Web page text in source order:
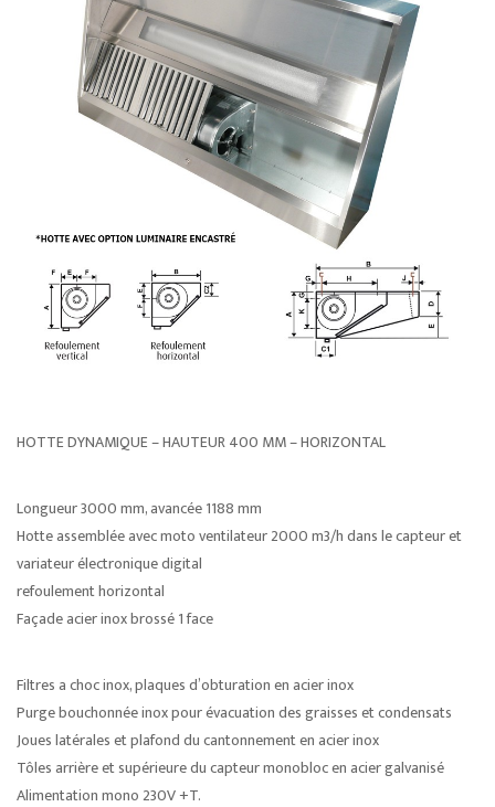
HOTTE DYNAMIQUE – HAUTEUR 400 MM – HORIZONTAL
Longueur 3000 mm, avancée 1188 mm
Hotte assemblée avec moto ventilateur 2000 m3/h dans le capteur et
variateur électronique digital
refoulement horizontal
Façade acier inox brossé 1 face
Filtres a choc inox, plaques d’obturation en acier inox
Purge bouchonnée inox pour évacuation des graisses et condensats
Joues latérales et plafond du cantonnement en acier inox
Tôles arrière et supérieure du capteur monobloc en acier galvanisé
Alimentation mono 230V +T.